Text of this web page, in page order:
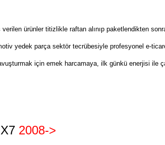
ürünler titizlikle raftan alınıp paketlendikten
yedek parça sektör tecrübesiyle profesyonel e-
için emek harcamaya, ilk günkü enerjisi ile
2008->